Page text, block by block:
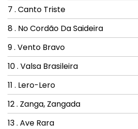
7 . Canto Triste
8 . No Cordão Da Saideira
9 . Vento Bravo
10 . Valsa Brasileira
11 . Lero-Lero
12 . Zanga, Zangada
13 . Ave Rara